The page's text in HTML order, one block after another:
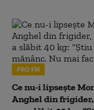
PRO FM
Ce nu-i lipsește
Anghel din